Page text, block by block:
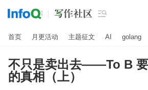

首页 月更活动 主题征文 AI golang
不只是卖出去——To B 要
的真相（上）